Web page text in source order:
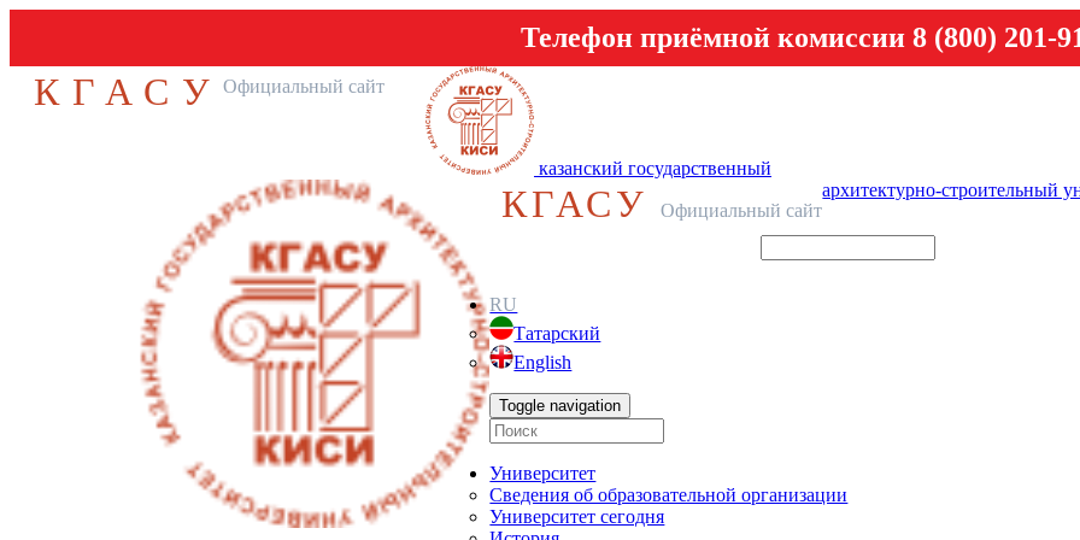
Телефон приёмной комиссии 8 (800) 201-
КГАСУ Официальный сайт
казанский государственный
архитектурно-строительный
КГАСУ Официальный сайт
RU
Татарский
English
Toggle navigation
Университет
Сведения об образовательной организации
Университет сегодня